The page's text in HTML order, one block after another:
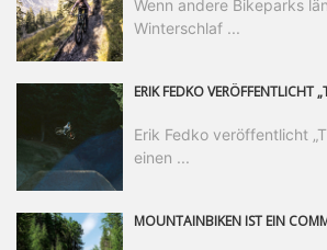
Wenn andere Bikeparks
Winterschlaf ...
Erik Fedko veröffentlicht
einen ...